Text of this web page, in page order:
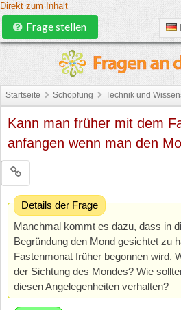
Direkt zum Inhalt
Frage stellen
Startseite Schöpfung Technik und
Kann man früher mit dem
anfangen wenn man den
Details der Frage
Manchmal kommt es dazu, dass in
Begründung den Mond gesichtet zu
Fastenmonat früher begonnen wird.
der Sichtung des Mondes? Wie
diesen Angelegenheiten verhalten?